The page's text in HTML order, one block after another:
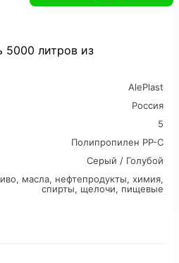
8 м3
5000 литров из
AlePlast
Россия
5
Полипропилен PP-C
Серый / Голубой
масла, нефтепродукты, химия,
спирты, щелочи, пищевые